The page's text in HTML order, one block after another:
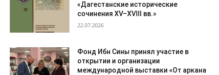
«Дагестанские исторические
сочинения XV–XVIII вв.»
22.07.2026
Фонд Ибн Сины принял участие в
открытии и организации
международной выставки «От аркана